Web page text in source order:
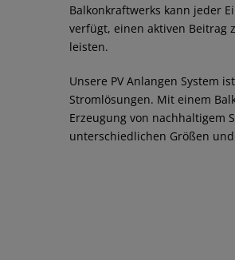
Balkonkraftwerks kann jeder
verfügt, einen aktiven Beitrag
leisten.
Unsere PV Anlangen System
Stromlösungen. Mit einem
Erzeugung von nachhaltigem
unterschiedlichen Größen